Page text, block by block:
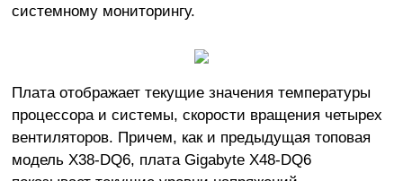
системному мониторингу.
Плата отображает текущие значения температуры
процессора и системы, скорости вращения четырех
вентиляторов. Причем, как и предыдущая топовая
модель X38-DQ6, плата Gigabyte X48-DQ6